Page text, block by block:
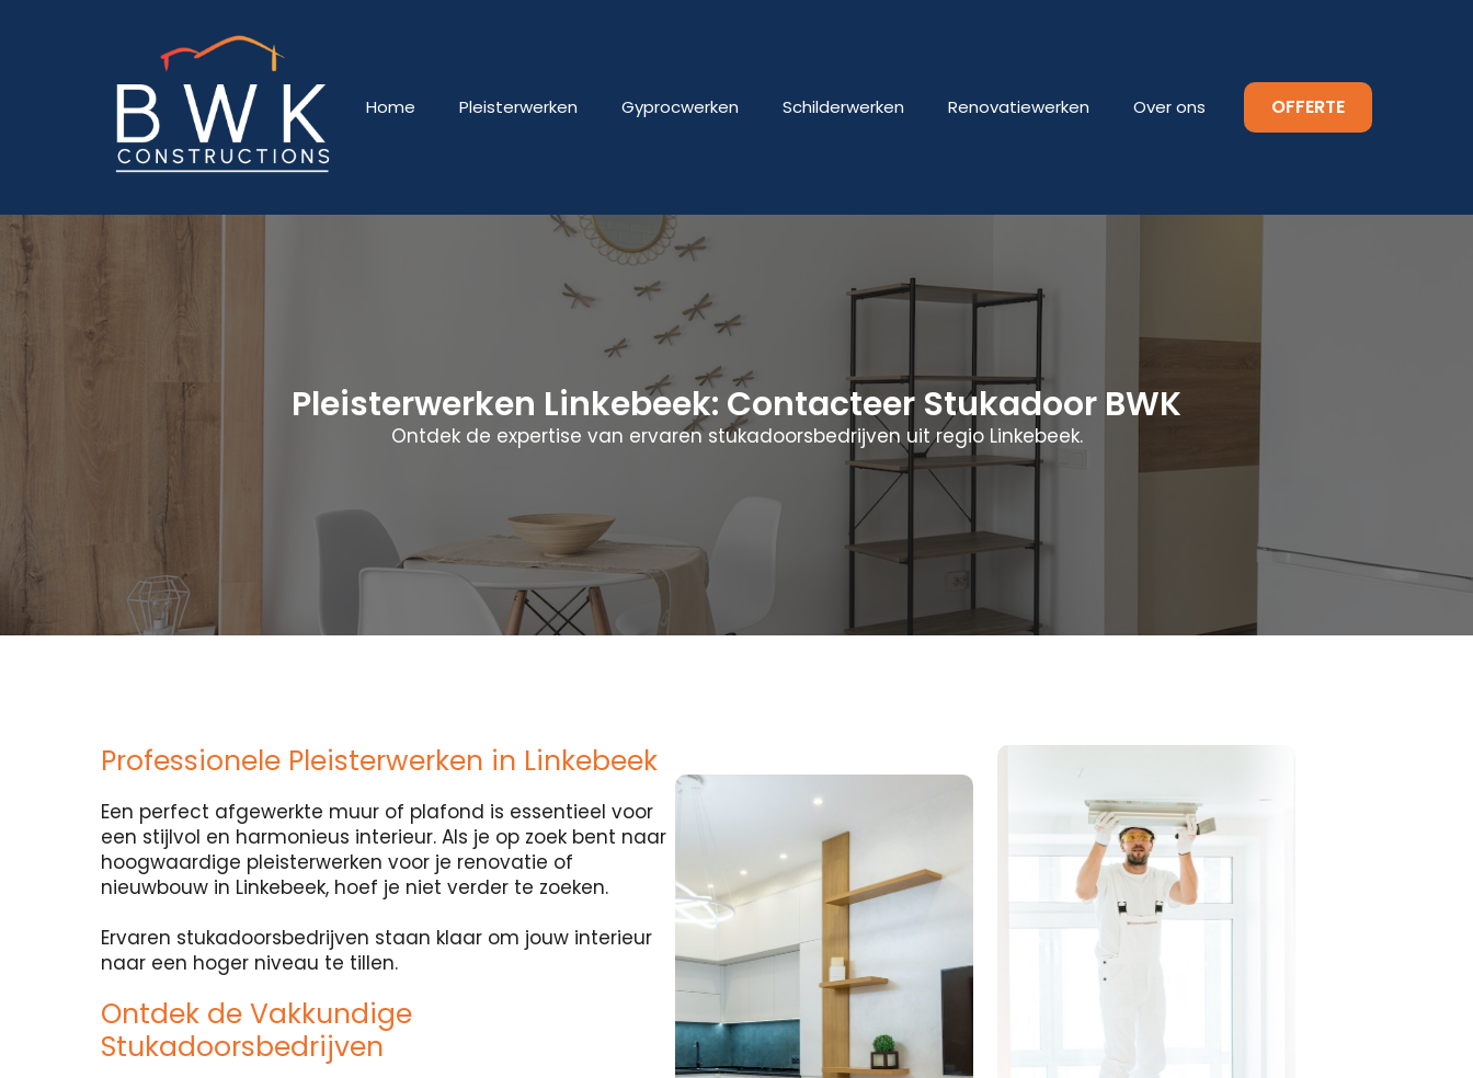
Home Pleisterwerken Gyprocwerken Schilderwerken Renovatiewerken Over ons OFFERTE
Pleisterwerken Linkebeek: Contacteer Stukadoor BWK
Ontdek de expertise van ervaren stukadoorsbedrijven uit regio Linkebeek.
Professionele Pleisterwerken in Linkebeek
Een perfect afgewerkte muur of plafond is essentieel voor
een stijlvol en harmonieus interieur. Als je op zoek bent naar
hoogwaardige pleisterwerken voor je renovatie of
nieuwbouw in Linkebeek, hoef je niet verder te zoeken.
Ervaren stukadoorsbedrijven staan klaar om jouw interieur
naar een hoger niveau te tillen.
Ontdek de Vakkundige
Stukadoorsbedrijven